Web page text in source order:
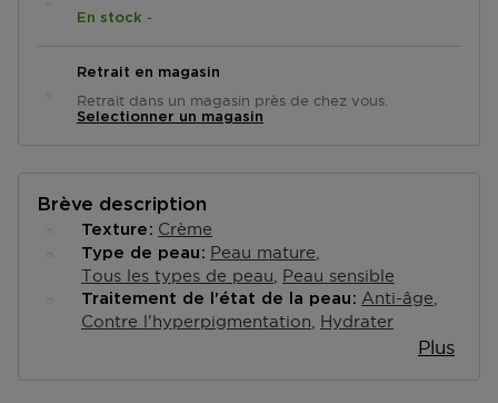
En stock -
Retrait en magasin
Retrait dans un magasin près de chez vous.
Selectionner un magasin
Brève description
Texture Crème
Type de peau Peau mature
Tous les types de peau Peau sensible
Traitement de l'état de la peau Anti-âge
Contre l'hyperpigmentation Hydrater
Plus